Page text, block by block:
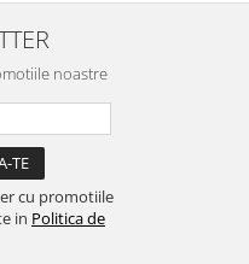
noastre
cu promotiile
in Politica de